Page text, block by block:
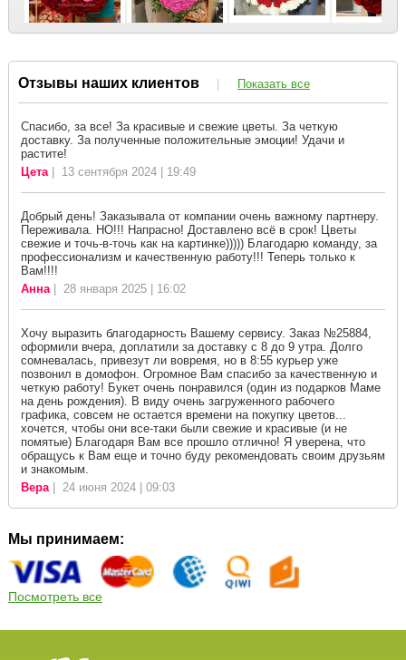
Отзывы наших клиентов | Показать все
Спасибо, за все! За красивые и свежие цветы. За четкую
доставку. За полученные положительные эмоции! Удачи и
растите!
Цета| 13 сентября 2024 | 19:49
Добрый день! Заказывала от компании очень важному партнеру.
Переживала. НО!!! Напрасно! Доставлено всё в срок! Цветы
свежие и точь-в-точь как на картинке))))) Благодарю команду, за
профессионализм и качественную работу!!! Теперь только к
Вам!!!!
Анна| 28 января 2025 | 16:02
Хочу выразить благодарность Вашему сервису. Заказ №25884,
оформили вчера, доплатили за доставку с 8 до 9 утра. Долго
сомневалась, привезут ли вовремя, но в 8:55 курьер уже
позвонил в домофон. Огромное Вам спасибо за качественную и
четкую работу! Букет очень понравился (один из подарков Маме
на день рождения). В виду очень загруженного рабочего
графика, совсем не остается времени на покупку цветов...
хочется, чтобы они все-таки были свежие и красивые (и не
помятые) Благодаря Вам все прошло отлично! Я уверена, что
обращусь к Вам еще и точно буду рекомендовать своим друзьям
и знакомым.
Вера| 24 июня 2024 | 09:03
Мы принимаем:
Посмотреть все